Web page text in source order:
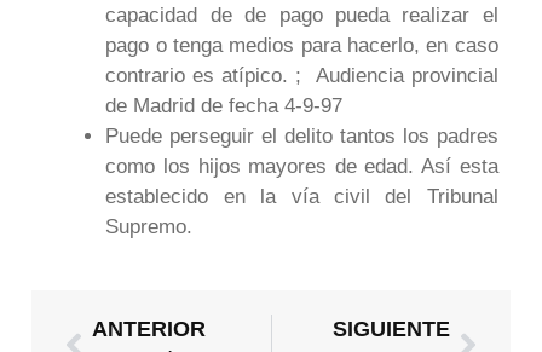
capacidad de de pago pueda realizar el
pago o tenga medios para hacerlo, en caso
contrario es atípico. ; Audiencia provincial
de Madrid de fecha 4-9-97
Puede perseguir el delito tantos los padres
como los hijos mayores de edad. Así esta
establecido en la vía civil del Tribunal
Supremo.
AntANTERIOR SIGUIENTE